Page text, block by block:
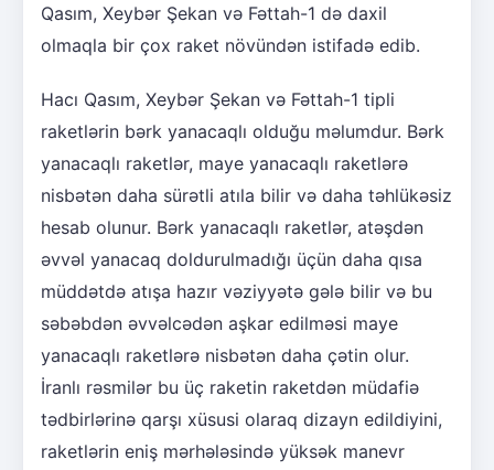
Qasım, Xeybər Şekan və Fəttah-1 də daxil
olmaqla bir çox raket növündən istifadə edib.
Hacı Qasım, Xeybər Şekan və Fəttah-1 tipli
raketlərin bərk yanacaqlı olduğu məlumdur. Bərk
yanacaqlı raketlər, maye yanacaqlı raketlərə
nisbətən daha sürətli atıla bilir və daha təhlükəsiz
hesab olunur. Bərk yanacaqlı raketlər, atəşdən
əvvəl yanacaq doldurulmadığı üçün daha qısa
müddətdə atışa hazır vəziyyətə gələ bilir və bu
səbəbdən əvvəlcədən aşkar edilməsi maye
yanacaqlı raketlərə nisbətən daha çətin olur.
İranlı rəsmilər bu üç raketin raketdən müdafiə
tədbirlərinə qarşı xüsusi olaraq dizayn edildiyini,
raketlərin eniş mərhələsində yüksək manevr